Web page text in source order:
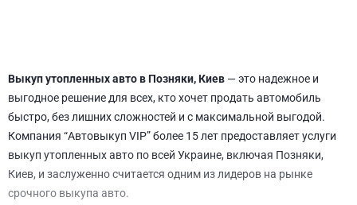
Выкуп утопленных авто в Позняки, Киев — это надежное и
выгодное решение для всех, кто хочет продать автомобиль
быстро, без лишних сложностей и с максимальной выгодой.
Компания “Автовыкуп VIP” более 15 лет предоставляет услуги
выкуп утопленных авто по всей Украине, включая Позняки,
Киев, и заслуженно считается одним из лидеров на рынке
срочного выкупа авто.